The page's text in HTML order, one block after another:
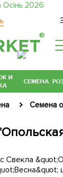
®
И
СЕМЕНА
Семена